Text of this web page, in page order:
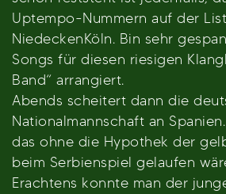
Uptempo-Nummern auf der
NiedeckenKöln. Bin sehr
Songs für diesen riesigen
Band“ arrangiert.
Abends scheitert dann die
Nationalmannschaft an
das ohne die Hypothek der
beim Serbienspiel gelaufen
Erachtens konnte man der